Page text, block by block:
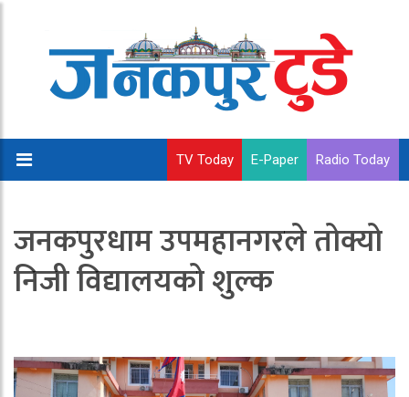
TV Today E-Paper Radio Today
जनकपुरधाम उपमहानगरले तोक्यो
निजी विद्यालयको शुल्क